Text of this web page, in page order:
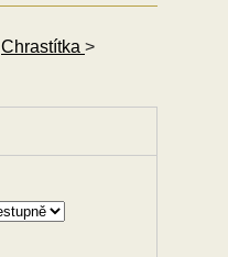
Chrastítka >